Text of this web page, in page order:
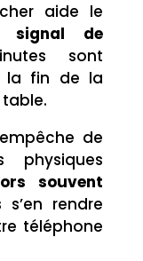
aide le
signal de
sont
la fin de la
table.
de
physiques
souvent
rendre
téléphone